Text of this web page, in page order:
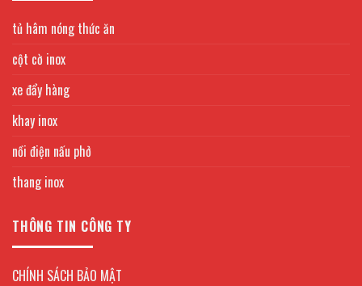
tủ hâm nóng thức ăn
cột cờ inox
xe đẩy hàng
khay inox
nồi điện nấu phở
thang inox
THÔNG TIN CÔNG TY
CHÍNH SÁCH BẢO MẬT